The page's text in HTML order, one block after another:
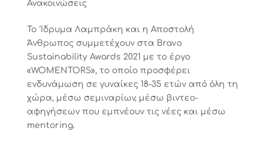
Ανακοινώσεις
Το Ίδρυμα Λαμπράκη και η Αποστολή
Άνθρωπος συμμετέχουν στα Bravo
Sustainability Awards 2021 με το έργο
«WOMENTORS», το οποίο προσφέρει
ενδυνάμωση σε γυναίκες 18-35 ετών από όλη τη
χώρα, μέσω σεμιναρίων, μέσω βιντεο-
αφηγήσεων που εμπνέουν τις νέες και μέσω
mentoring.